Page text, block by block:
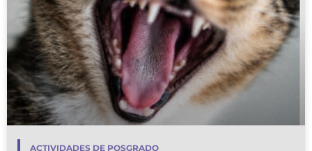
ACTIVIDADES DE POSGRADO